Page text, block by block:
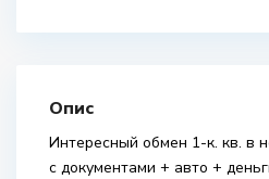
Опис
Интересный обмен 1-к. кв. в
с документами + авто +